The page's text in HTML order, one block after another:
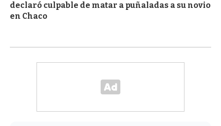
declaró culpable de matar a puñaladas a su novio
en Chaco